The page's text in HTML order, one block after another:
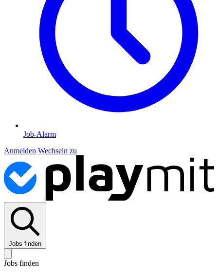
Job-Alarm
Anmelden Wechseln zu
Jobs finden
Jobs finden